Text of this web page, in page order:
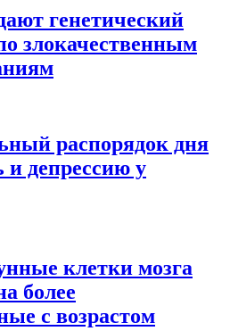
генетический
злокачественным
распорядок дня
и депрессию у
клетки мозга
более
с возрастом